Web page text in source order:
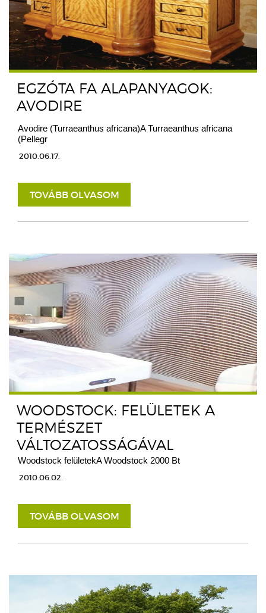
EGZÓTA FA ALAPANYAGOK:
AVODIRE
Avodire (Turraeanthus africana)A Turraeanthus africana
(Pellegr
2010.06.17.
TOVÁBB OLVASOM
WOODSTOCK: FELÜLETEK A
TERMÉSZET
VÁLTOZATOSSÁGÁVAL
Woodstock felületekA Woodstock 2000 Bt
2010.06.02.
TOVÁBB OLVASOM